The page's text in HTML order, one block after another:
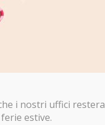
i nostri uffici
estive.